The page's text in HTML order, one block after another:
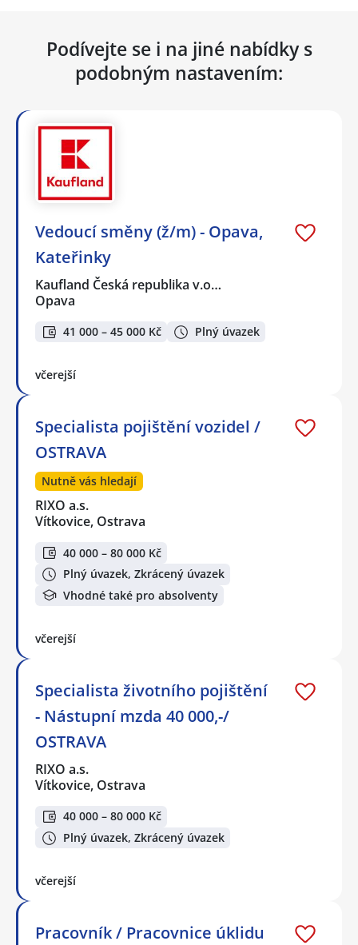
Podívejte se i na jiné nabídky s
podobným nastavením:
Vedoucí směny (ž/m) - Opava,
Kateřinky
Kaufland Česká republika v.o…
Opava
41 000 – 45 000 Kč Plný úvazek
včerejší
Specialista pojištění vozidel /
OSTRAVA
Nutně vás hledají
RIXO a.s.
Vítkovice, Ostrava
40 000 – 80 000 Kč
Plný úvazek, Zkrácený úvazek
Vhodné také pro absolventy
včerejší
Specialista životního pojištění
- Nástupní mzda 40 000,-/
OSTRAVA
RIXO a.s.
Vítkovice, Ostrava
40 000 – 80 000 Kč
Plný úvazek, Zkrácený úvazek
včerejší
Pracovník / Pracovnice úklidu